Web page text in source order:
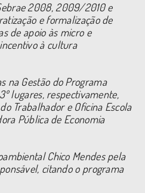
2008, 2009/2010 e
e formalização de
de apoio às micro e
à cultura
na Gestão do Programa
lugares, respectivamente,
Trabalhador e Oficina Escola
Pública de Economia
Chico Mendes pela
citando o programa